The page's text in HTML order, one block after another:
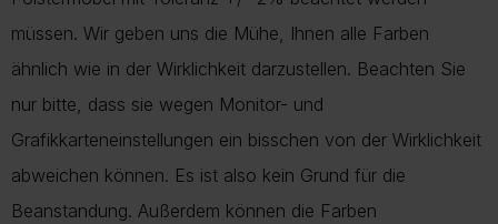
müssen. Wir geben uns die Mühe, Ihnen alle Farben
ähnlich wie in der Wirklichkeit darzustellen. Beachten Sie
nur bitte, dass sie wegen Monitor- und
Grafikkarteneinstellungen ein bisschen von der Wirklichkeit
abweichen können. Es ist also kein Grund für die
Beanstandung. Außerdem können die Farben